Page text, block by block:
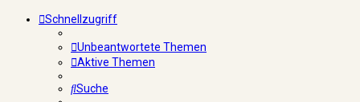
Schnellzugriff
Unbeantwortete Themen
Aktive Themen
Suche